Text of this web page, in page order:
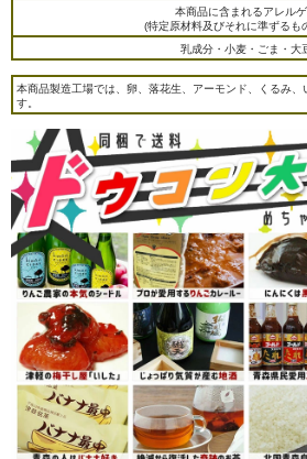
本商品に含まれるアレル
(特定原材料及びそれに準ずるも
乳成分・小麦・ごま・大
本商品製造工場では、卵、落花生、アーモンド、くるみ、
す。